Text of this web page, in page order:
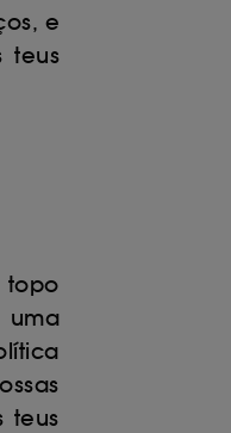
e
teus
topo
uma
teus